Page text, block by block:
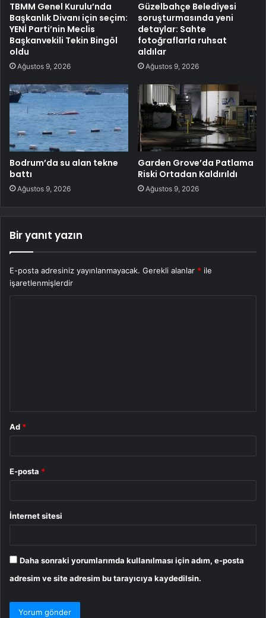
TBMM Genel Kurulu’nda
Başkanlık Divanı için seçim:
YENİ Parti’nin Meclis
Başkanvekili Tekin Bingöl
oldu
Ağustos 9, 2026
Güzelbahçe Belediyesi
soruşturmasında yeni
detaylar: Sahte
fotoğraflarla ruhsat
aldılar
Ağustos 9, 2026
Bodrum’da su alan tekne
battı
Ağustos 9, 2026
Garden Grove’da Patlama
Riski Ortadan Kaldırıldı
Ağustos 9, 2026
Bir yanıt yazın
E-posta adresiniz yayınlanmayacak. Gerekli alanlar * ile
işaretlenmişlerdir
Ad *
E-posta *
İnternet sitesi
Daha sonraki yorumlarımda kullanılması için adım, e-posta
adresim ve site adresim bu tarayıcıya kaydedilsin.